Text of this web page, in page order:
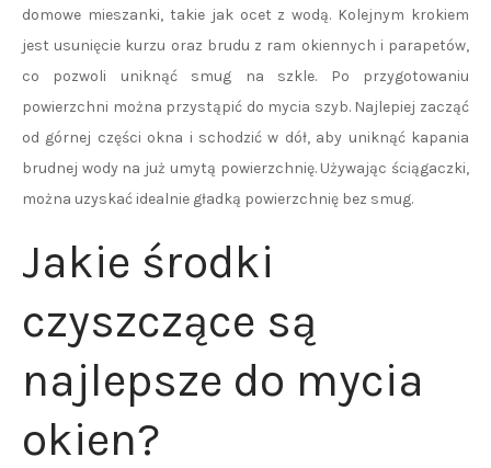
domowe mieszanki, takie jak ocet z wodą. Kolejnym krokiem
jest usunięcie kurzu oraz brudu z ram okiennych i parapetów,
co pozwoli uniknąć smug na szkle. Po przygotowaniu
powierzchni można przystąpić do mycia szyb. Najlepiej zacząć
od górnej części okna i schodzić w dół, aby uniknąć kapania
brudnej wody na już umytą powierzchnię. Używając ściągaczki,
można uzyskać idealnie gładką powierzchnię bez smug.
Jakie środki
czyszczące są
najlepsze do mycia
okien?